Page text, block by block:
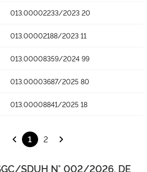
013.00002233/2023 20
013.00002188/2023 11
013.00008359/2024 99
013.00003687/2025 80
013.00008841/2025 18
1 2
SDUH N° 002/2026, DE